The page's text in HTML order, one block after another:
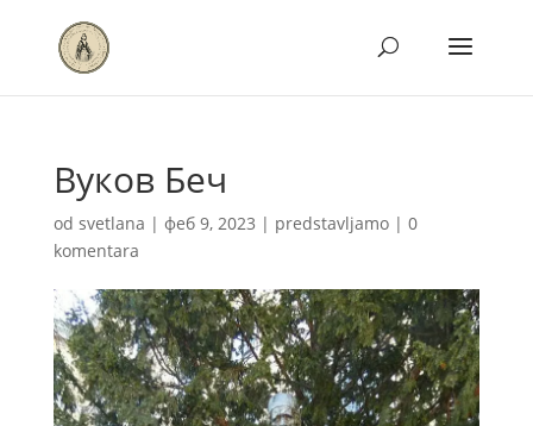
Вуков Беч
od svetlana | феб 9, 2023 | predstavljamo| 0
komentara